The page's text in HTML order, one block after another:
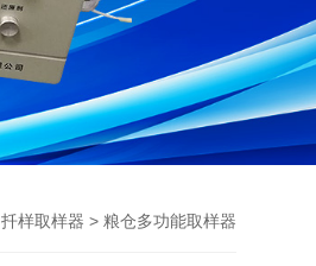
扦样取样器 > 粮仓多功能取样器